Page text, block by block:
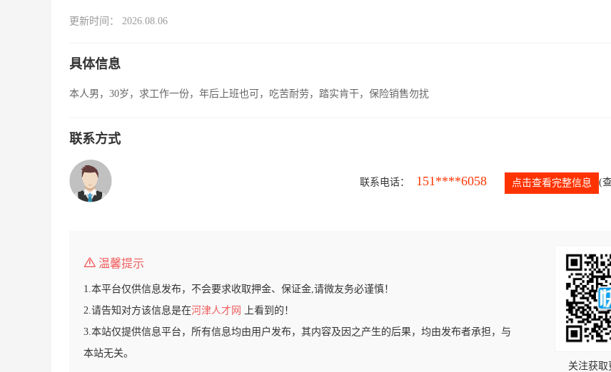
更新时间： 2026.08.06
具体信息
本人男，30岁，求工作一份，年后上班也可，吃苦耐劳，踏实肯干，保险销售勿扰
联系方式
联系电话： 151****6058 点击查看完整信息 (
温馨提示
1.本平台仅供信息发布，不会要求收取押金、保证金,请微友务必谨慎！
2.请告知对方该信息是在河津人才网
上看到的！
3.本站仅提供信息平台，所有信息均由用户发布，其内容及因之产生的后果，均由发布者承担，与
本站无关。
关注获取